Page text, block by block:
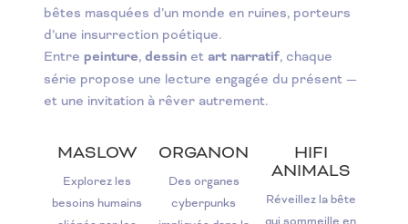
bêtes masquées d’un monde en ruines, porteurs
d’une insurrection poétique.
Entre peinture, dessin et art narratif, chaque
série propose une lecture engagée du présent —
et une invitation à rêver autrement.
MASLOW
Explorez les
besoins humains
ORGANON
Des organes
cyberpunks
HIFI
ANIMALS
Réveillez la bête